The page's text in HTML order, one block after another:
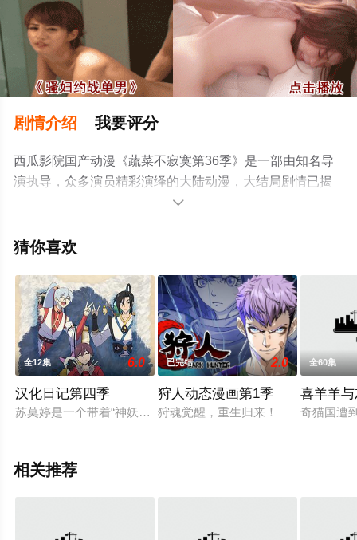
剧情介绍 我要评分
西瓜影院国产动漫《蔬菜不寂寞第36季》是一部由知名导
演执导，众多演员精彩演绎的大陆动漫，大结局剧情已揭
晓（已完结），手机免费在线观看高清无删减完整版动漫
电视猫或剧情网等平台了解。

猜你喜欢
全12集 6.0
汉化日记第四季
苏莫婷是一个带着“神妖之子”身份的社畜女青年，在被父母以“
已完结 2.0
狩人动态漫画第1季
狩魂觉醒，重生归来！
全60集
喜羊羊
奇猫国遭
相关推荐